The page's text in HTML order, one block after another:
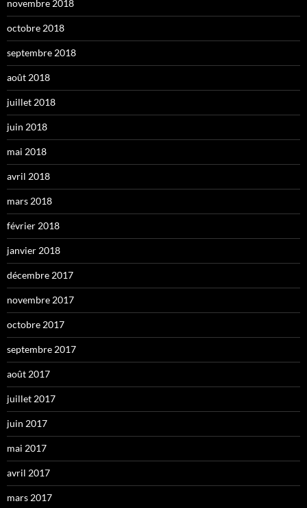
novembre 2018
octobre 2018
septembre 2018
août 2018
juillet 2018
juin 2018
mai 2018
avril 2018
mars 2018
février 2018
janvier 2018
décembre 2017
novembre 2017
octobre 2017
septembre 2017
août 2017
juillet 2017
juin 2017
mai 2017
avril 2017
mars 2017